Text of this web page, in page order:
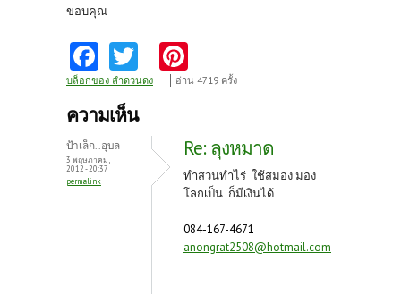
ขอบคุณ
Fa
ce
b
o
o
k
w
itt
er
nt
es
t
บล็อกของ ลำดวนดง อ่าน 4719 ครั้ง
ความเห็น
ป้าเล็ก..อุบล
3 พฤษภาคม,
2012 - 20:37
permalink
Re: ลุงหมาด
ทำสวนทำไร่ ใช้สมอง มอง
โลกเป็น ก็มีเงินได้
084-167-4671
anongrat2508@hotmail.com